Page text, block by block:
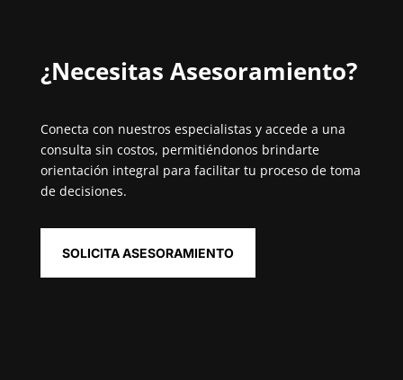
¿Necesitas Asesoramiento?⁣
Conecta con nuestros especialistas y accede a una
consulta sin costos, permitiéndonos brindarte
orientación integral para facilitar tu proceso de toma
de decisiones.
SOLICITA ASESORAMIENTO